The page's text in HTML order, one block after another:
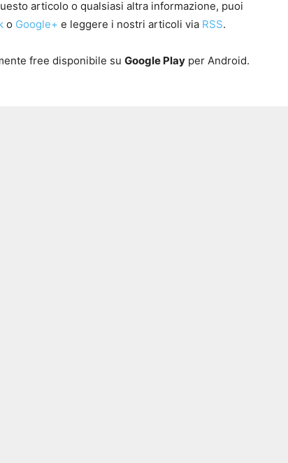
articolo o qualsiasi altra informazione, puoi
o Google+ e leggere i nostri articoli via RSS.
free disponibile su Google Play per Android.